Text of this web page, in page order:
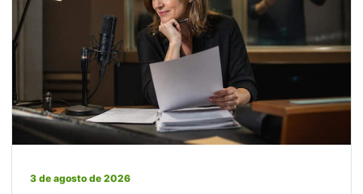
3 de agosto de 2026